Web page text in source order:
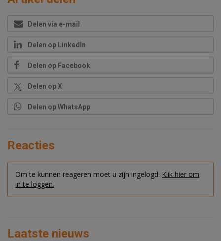
Delen via e-mail
Delen op LinkedIn
Delen op Facebook
Delen op X
Delen op WhatsApp
Reacties
Om te kunnen reageren moet u zijn ingelogd. Klik hier om
in te loggen.
Laatste nieuws